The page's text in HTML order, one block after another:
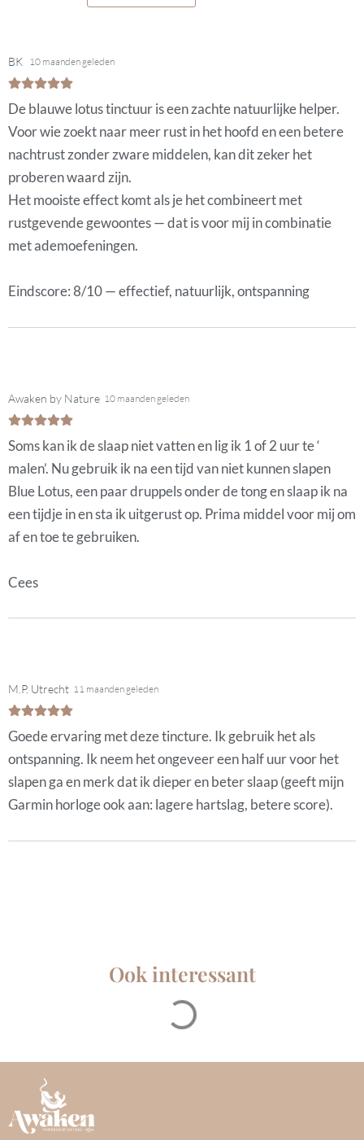
BK 10 maanden geleden
De blauwe lotus tinctuur is een zachte natuurlijke helper.
Voor wie zoekt naar meer rust in het hoofd en een betere
nachtrust zonder zware middelen, kan dit zeker het
proberen waard zijn.
Het mooiste effect komt als je het combineert met
rustgevende gewoontes — dat is voor mij in combinatie
met ademoefeningen.
Eindscore: 8/10 — effectief, natuurlijk, ontspanning
Awaken by Nature 10 maanden geleden
Soms kan ik de slaap niet vatten en lig ik 1 of 2 uur te ‘
malen’. Nu gebruik ik na een tijd van niet kunnen slapen
Blue Lotus, een paar druppels onder de tong en slaap ik na
een tijdje in en sta ik uitgerust op. Prima middel voor mij om
af en toe te gebruiken.
Cees
M.P. Utrecht 11 maanden geleden
Goede ervaring met deze tincture. Ik gebruik het als
ontspanning. Ik neem het ongeveer een half uur voor het
slapen ga en merk dat ik dieper en beter slaap (geeft mijn
Garmin horloge ook aan: lagere hartslag, betere score).
Ook interessant